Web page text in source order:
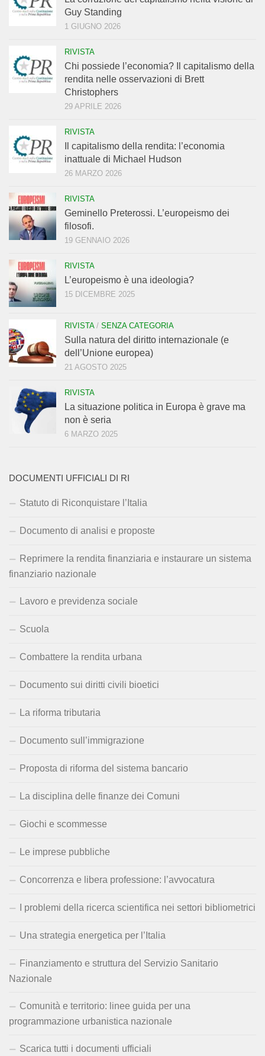
Guy Standing
1 GIUGNO 2026
RIVISTA
Chi possiede l’economia? Il capitalismo della
rendita nelle osservazioni di Brett
Christophers
29 APRILE 2026
RIVISTA
Il capitalismo della rendita: l’economia
inattuale di Michael Hudson
26 MARZO 2026
RIVISTA
Geminello Preterossi. L’europeismo dei
filosofi.
19 GENNAIO 2026
RIVISTA
L’europeismo è una ideologia?
15 DICEMBRE 2025
RIVISTA/ SENZA CATEGORIA
Sulla natura del diritto internazionale (e
dell’Unione europea)
21 AGOSTO 2025
RIVISTA
La situazione politica in Europa è grave ma
non è seria
6 MARZO 2025
DOCUMENTI UFFICIALI DI RI
Statuto di Riconquistare l’Italia
Documento di analisi e proposte
Reprimere la rendita finanziaria e instaurare un sistema
finanziario nazionale
Lavoro e previdenza sociale
Scuola
Combattere la rendita urbana
Documento sui diritti civili bioetici
La riforma tributaria
Documento sull’immigrazione
Proposta di riforma del sistema bancario
La disciplina delle finanze dei Comuni
Giochi e scommesse
Le imprese pubbliche
Concorrenza e libera professione: l’avvocatura
I problemi della ricerca scientifica nei settori bibliometrici
Una strategia energetica per l’Italia
Finanziamento e struttura del Servizio Sanitario
Nazionale
Comunità e territorio: linee guida per una
programmazione urbanistica nazionale
Scarica tutti i documenti ufficiali